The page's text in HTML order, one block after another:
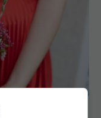
echilibrarea